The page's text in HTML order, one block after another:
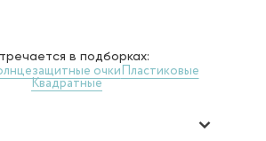
в подборках:
очкиПластиковые
Квадратные